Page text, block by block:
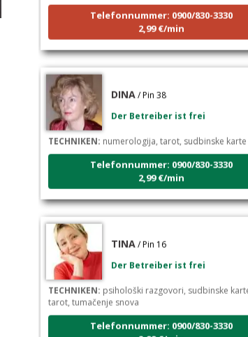
Telefonnummer: 0900/830-3330
2,99 €/min
TECHNIKEN:numerologija, tarot, sudbinske karte
Telefonnummer: 0900/830-3330
2,99 €/min
TECHNIKEN:psihološki razgovori, sudbinske karte,
tarot, tumačenje snova
Telefonnummer: 0900/830-3330
2,99 €/min